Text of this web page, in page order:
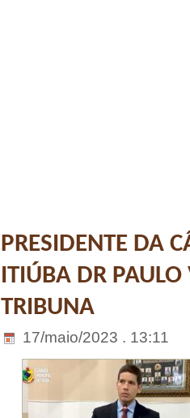
PRESIDENTE DA
ITIÚBA DR
TRIBUNA
17/maio/2023 . 13:11